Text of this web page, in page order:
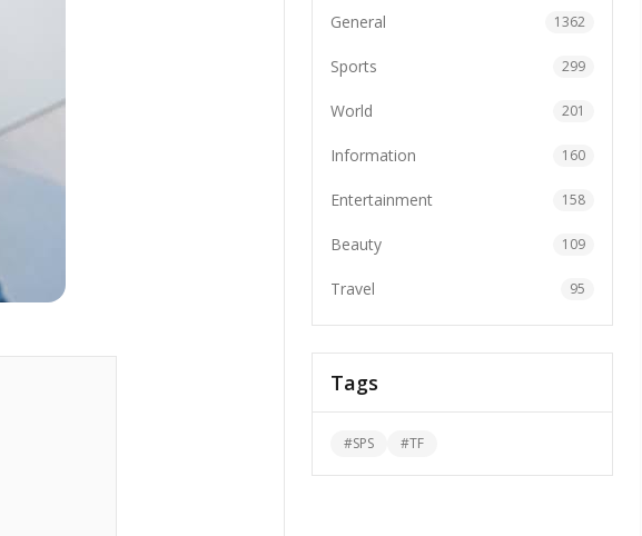
General 1362
Sports 299
World 201
Information 160
Entertainment 158
Beauty 109
Travel 95
Tags
#SPS #TF